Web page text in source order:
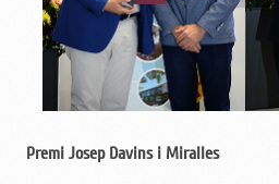
Premi Josep Davins i Miralles